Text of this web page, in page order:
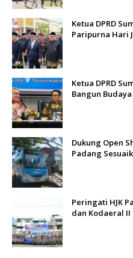
Ketua DPRD
Paripurna Hari
Ketua DPRD
Bangun
Dukung Open
Padang
Peringati HJK
dan Kodaeral II